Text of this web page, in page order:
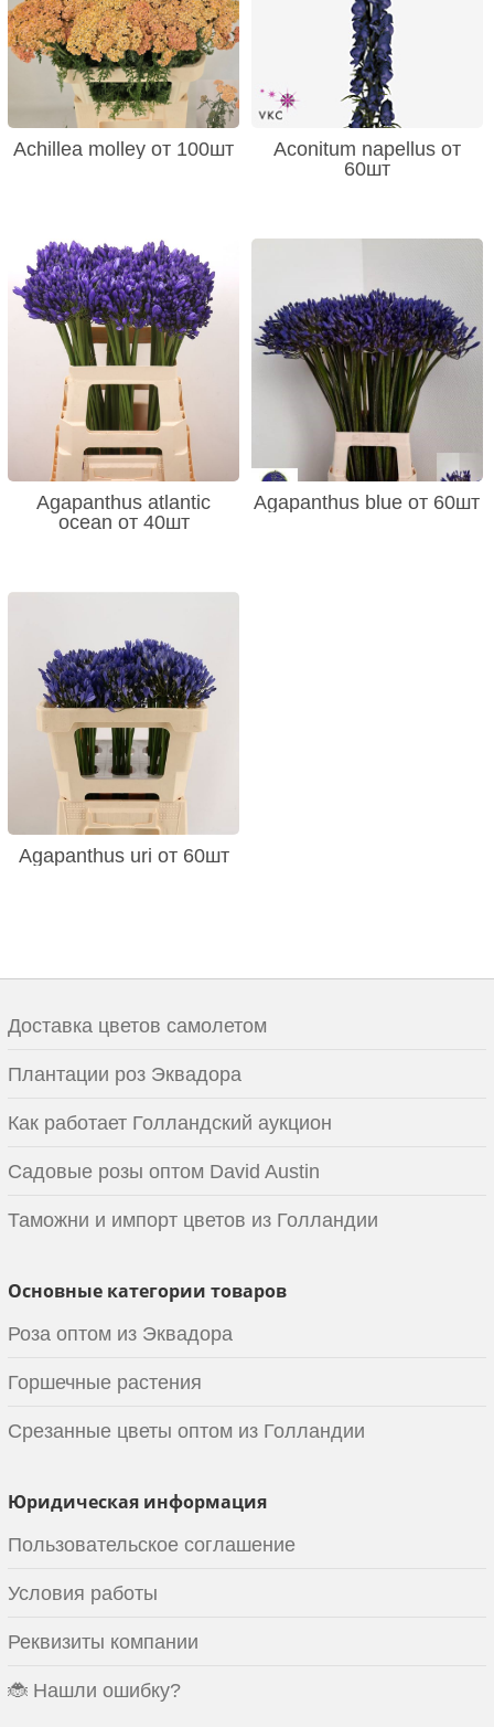
Achillea molley от 100шт
Aconitum napellus от
60шт
Agapanthus atlantic
ocean от 40шт
Agapanthus blue от 60шт
Agapanthus uri от 60шт
Доставка цветов самолетом
Плантации роз Эквадора
Как работает Голландский аукцион
Садовые розы оптом David Austin
Таможни и импорт цветов из Голландии
Основные категории товаров
Роза оптом из Эквадора
Горшечные растения
Срезанные цветы оптом из Голландии
Юридическая информация
Пользовательское соглашение
Условия работы
Реквизиты компании
🐞 Нашли ошибку?